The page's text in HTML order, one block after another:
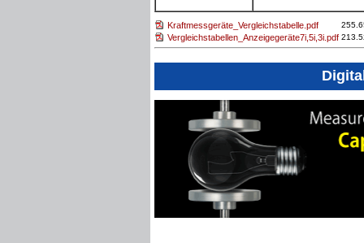
Kraftmessgeräte_Vergleichstabelle.pdf
Vergleichstabellen_Anzeigegeräte7i,5i,3i.pdf